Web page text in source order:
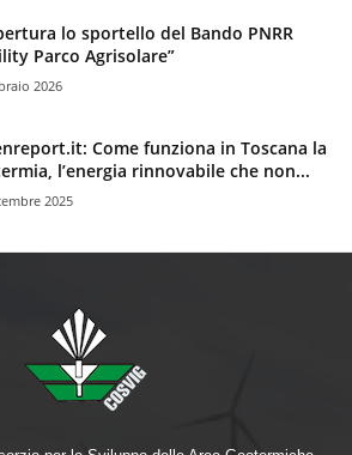
lo sportello del Bando PNRR
Parco Agrisolare”
2026
Come funziona in Toscana la
l’energia rinnovabile che non...
2025